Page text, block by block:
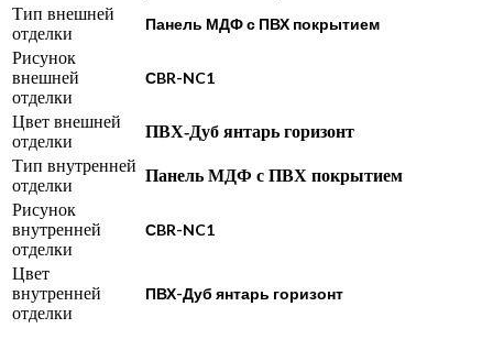
Тип внешней
отделки
Панель МДФ с ПВХ покрытием
Рисунок
внешней
отделки
СBR-NC1
Цвет внешней
отделки
ПВХ-Дуб янтарь горизонт
Тип внутренней
отделки
Панель МДФ с ПВХ покрытием
Рисунок
внутренней
отделки
СBR-NC1
Цвет
внутренней
отделки
ПВХ-Дуб янтарь горизонт